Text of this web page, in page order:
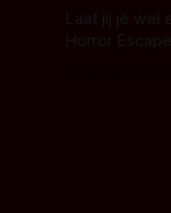
Laat jij je wel
Horror